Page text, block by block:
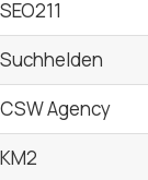
SEO211
Suchhelden
CSW Agency
KM2